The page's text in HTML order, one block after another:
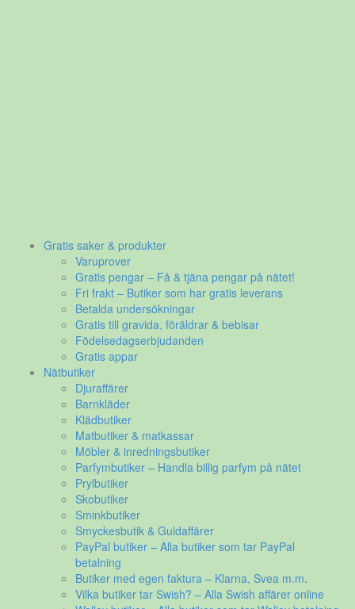
Gratis saker & produkter
Varuprover
Gratis pengar – Få & tjäna pengar på nätet!
Fri frakt – Butiker som har gratis leverans
Betalda undersökningar
Gratis till gravida, föräldrar & bebisar
Födelsedagserbjudanden
Gratis appar
Nätbutiker
Djuraffärer
Barnkläder
Klädbutiker
Matbutiker & matkassar
Möbler & inredningsbutiker
Parfymbutiker – Handla billig parfym på nätet
Prylbutiker
Skobutiker
Sminkbutiker
Smyckesbutik & Guldaffärer
PayPal butiker – Alla butiker som tar PayPal
betalning
Butiker med egen faktura – Klarna, Svea m.m.
Vilka butiker tar Swish? – Alla Swish affärer online